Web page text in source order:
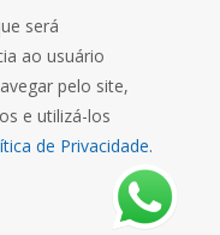
3332 0572
UNIJUÍ FM
será
ao usuário
pelo site,
e utilizá-los
de Privacidade.